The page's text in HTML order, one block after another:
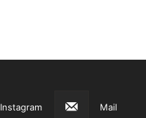
Instagram Mail